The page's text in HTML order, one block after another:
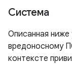
Система
Описанная ниже
вредоносному
контексте